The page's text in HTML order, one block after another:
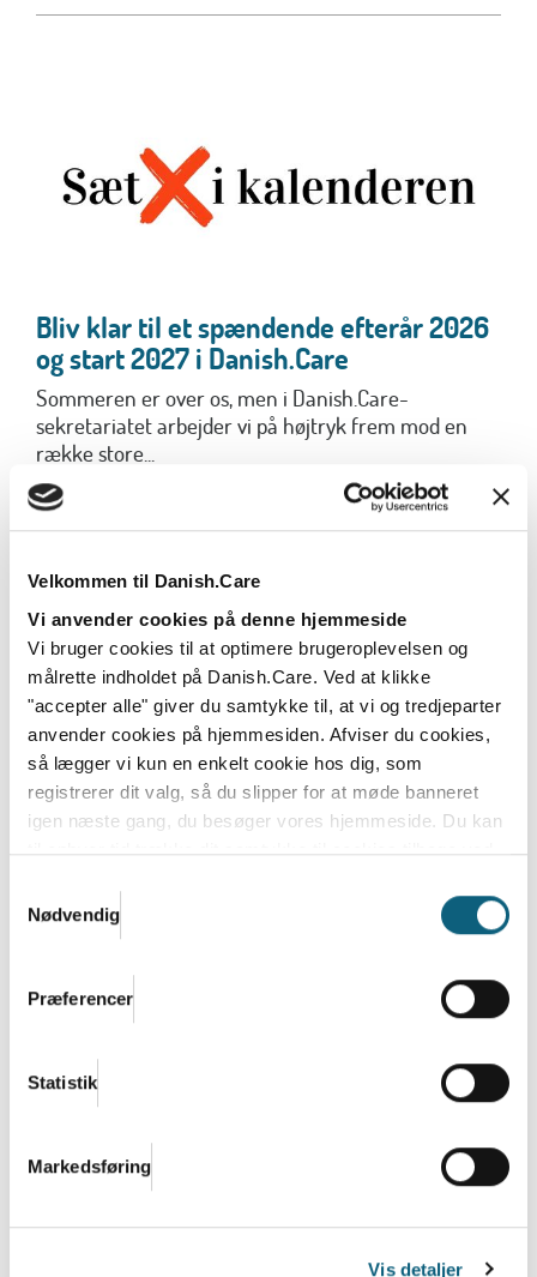
Velkommen til Danish.Care
Vi anvender cookies på denne hjemmeside
Vi bruger cookies til at optimere brugeroplevelsen og
målrette indholdet på Danish.Care. Ved at klikke
"accepter alle" giver du samtykke til, at vi og tredjeparter
anvender cookies på hjemmesiden. Afviser du cookies,
så lægger vi kun en enkelt cookie hos dig, som
registrerer dit valg, så du slipper for at møde banneret
igen næste gang, du besøger vores hjemmeside. Du kan
til enhver tid trække dit samtykke til cookies tilbage ved
Danish.Cares privatlivs- og cookiepolitik
Nødvendig
Præferencer
Statistik
Markedsføring
Vis detaljer
Bliv klar til et spændende efterår 2026
og start 2027 i Danish.Care
Sommeren er over os, men i Danish.Care-
sekretariatet arbejder vi på højtryk frem mod en
række store...
Læs mere
Debatindlæg: Flere raske år kræver en
regeringsgrundlaget
ét spørgsmål være uomgængeligt: Hvordan sørger
vi...
Læs mere